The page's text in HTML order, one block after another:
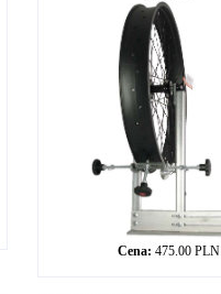
Cena: 475.00 PLN